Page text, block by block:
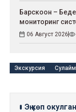
Барскоон –
мониторинг
06 Август 2026
Экскурсия
Эң көп окулган